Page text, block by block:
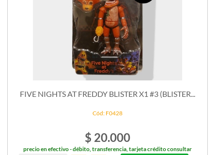
FIVE NIGHTS AT FREDDY BLISTER X1 #3 (BLISTER...
Cód: F0428
$ 20.000
precio en efectivo - débito, transferencia, tarjeta crédito consultar